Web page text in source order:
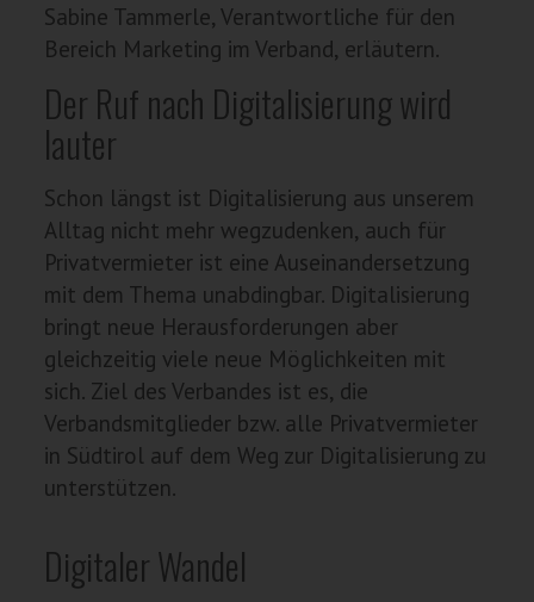
Sabine Tammerle, Verantwortliche für den
Bereich Marketing im Verband, erläutern.
Der Ruf nach Digitalisierung wird
lauter
Schon längst ist Digitalisierung aus unserem
Alltag nicht mehr wegzudenken, auch für
Privatvermieter ist eine Auseinandersetzung
mit dem Thema unabdingbar. Digitalisierung
bringt neue Herausforderungen aber
gleichzeitig viele neue Möglichkeiten mit
sich. Ziel des Verbandes ist es, die
Verbandsmitglieder bzw. alle Privatvermieter
in Südtirol auf dem Weg zur Digitalisierung zu
unterstützen.
Digitaler Wandel